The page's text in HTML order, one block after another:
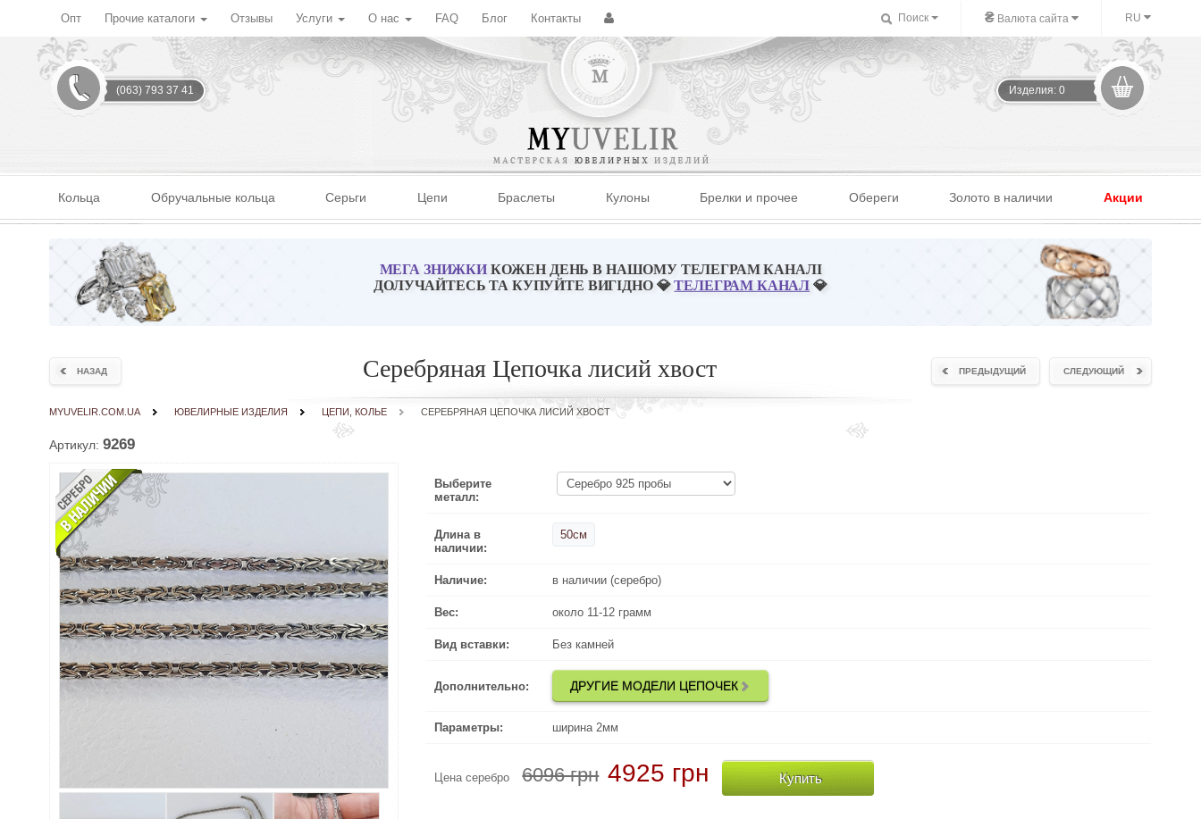
Опт Прочие каталоги Отзывы Услуги О нас FAQ Блог Контакты Поиск ₴ Валюта сайта RU
(063) 793 37 41 Изделия: 0
Кольца Обручальные кольца Серьги Цепи Браслеты Кулоны Брелки и прочее Обереги Золото в наличии Акции
МЕГА ЗНИЖКИКОЖЕН ДЕНЬ В НАШОМУ ТЕЛЕГРАМ КАНАЛІ
ДОЛУЧАЙТЕСЬ ТА КУПУЙТЕ ВИГІДНО 💎ТЕЛЕГРАМ КАНАЛ 💎
НАЗАД СЛЕДУЮЩИЙ
ПРЕДЫДУЩИЙ
Серебряная Цепочка лисий хвост
MYUVELIR.COM.UA ЮВЕЛИРНЫЕ ИЗДЕЛИЯ ЦЕПИ, КОЛЬЕ СЕРЕБРЯНАЯ ЦЕПОЧКА ЛИСИЙ ХВОСТ
Артикул: 9269
Выберите
металл:
Длина в
наличии:
50см
Наличие: в наличии (серебро)
Вес: около 11-12 грамм
Вид вставки: Без камней
Дополнительно: ДРУГИЕ МОДЕЛИ ЦЕПОЧЕК
Параметры: ширина 2мм
Цена серебро 6096 грн 4925 грн Купить